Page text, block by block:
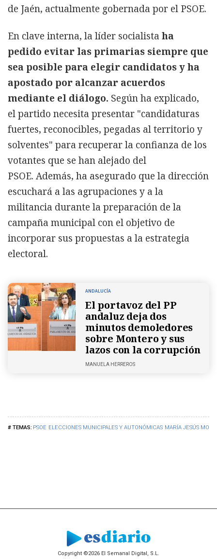
PSOE ELECCIONES MUNICIPALES Y AUTONÓMICAS MARÍA JESÚS
de Jaén, actualmente gobernada por el PSOE.
En clave interna, la líder socialista ha
pedido evitar las primarias siempre que
sea posible para elegir candidatos y ha
apostado por alcanzar acuerdos
mediante el diálogo. Según ha explicado,
el partido necesita presentar "candidaturas
fuertes, reconocibles, pegadas al territorio y
solventes" para recuperar la confianza de los
votantes que se han alejado del
PSOE. Además, ha asegurado que la dirección
escuchará a las agrupaciones y a la
militancia durante la preparación de la
campaña municipal con el objetivo de
incorporar sus propuestas a la estrategia
electoral.
ANDALUCÍA
El portavoz del PP
andaluz deja dos
minutos demoledores
sobre Montero y sus
lazos con la corrupción
MANUELA HERREROS
Copyright ©2026 El Semanal Digital, S.L.